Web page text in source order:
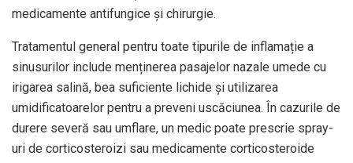
medicamente antifungice și chirurgie.
Tratamentul general pentru toate tipurile de inflamație a
sinusurilor include menținerea pasajelor nazale umede cu
irigarea salină, bea suficiente lichide și utilizarea
umidificatoarelor pentru a preveni uscăciunea. În cazurile de
durere severă sau umflare, un medic poate prescrie spray-
uri de corticosteroizi sau medicamente corticosteroide